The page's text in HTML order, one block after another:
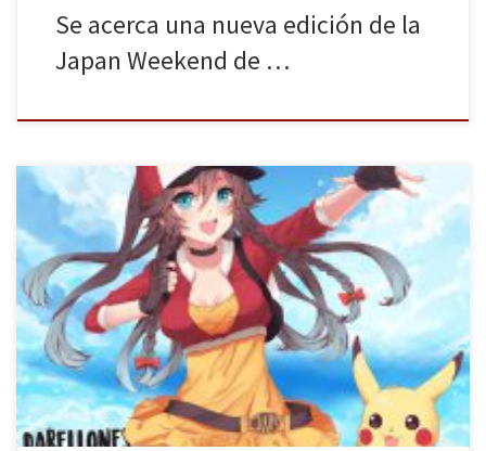
Se acerca una nueva edición de la
Japan Weekend de …
JAPAN WEEKEND nació en 2008 como un evento enfocado en dar
a conocer diversos aspectos de la cultura, costumbres y ocio
japoneses, desde la vista del aficionado a estos temas. Cada año
se celebran varias ediciones en diferentes puntos de España,
siendo las más destacadas las de Madrid y Barcelona. […]